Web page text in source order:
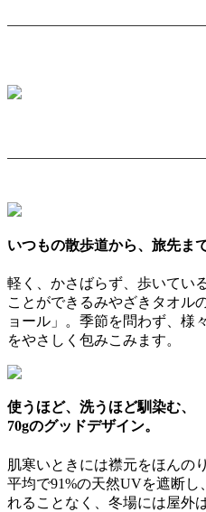
いつもの散歩道から、旅先まで
軽く、かさばらず、歩いてい
ことができるみやざきタオル
ョール」。季節を問わず、様
をやさしく包みこみます。
使うほど、洗うほど馴染む、
70gのグッドデザイン。
肌寒いときには襟元をほんの
平均で91%の天然UVを遮断
れることなく、冬場には屋外